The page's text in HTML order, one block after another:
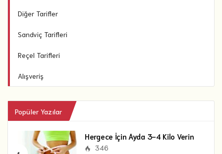
Diğer Tarifler
Sandviç Tarifleri
Reçel Tarifleri
Alışveriş
Popüler Yazılar
Hergece İçin Ayda 3-4 Kilo Verin
346